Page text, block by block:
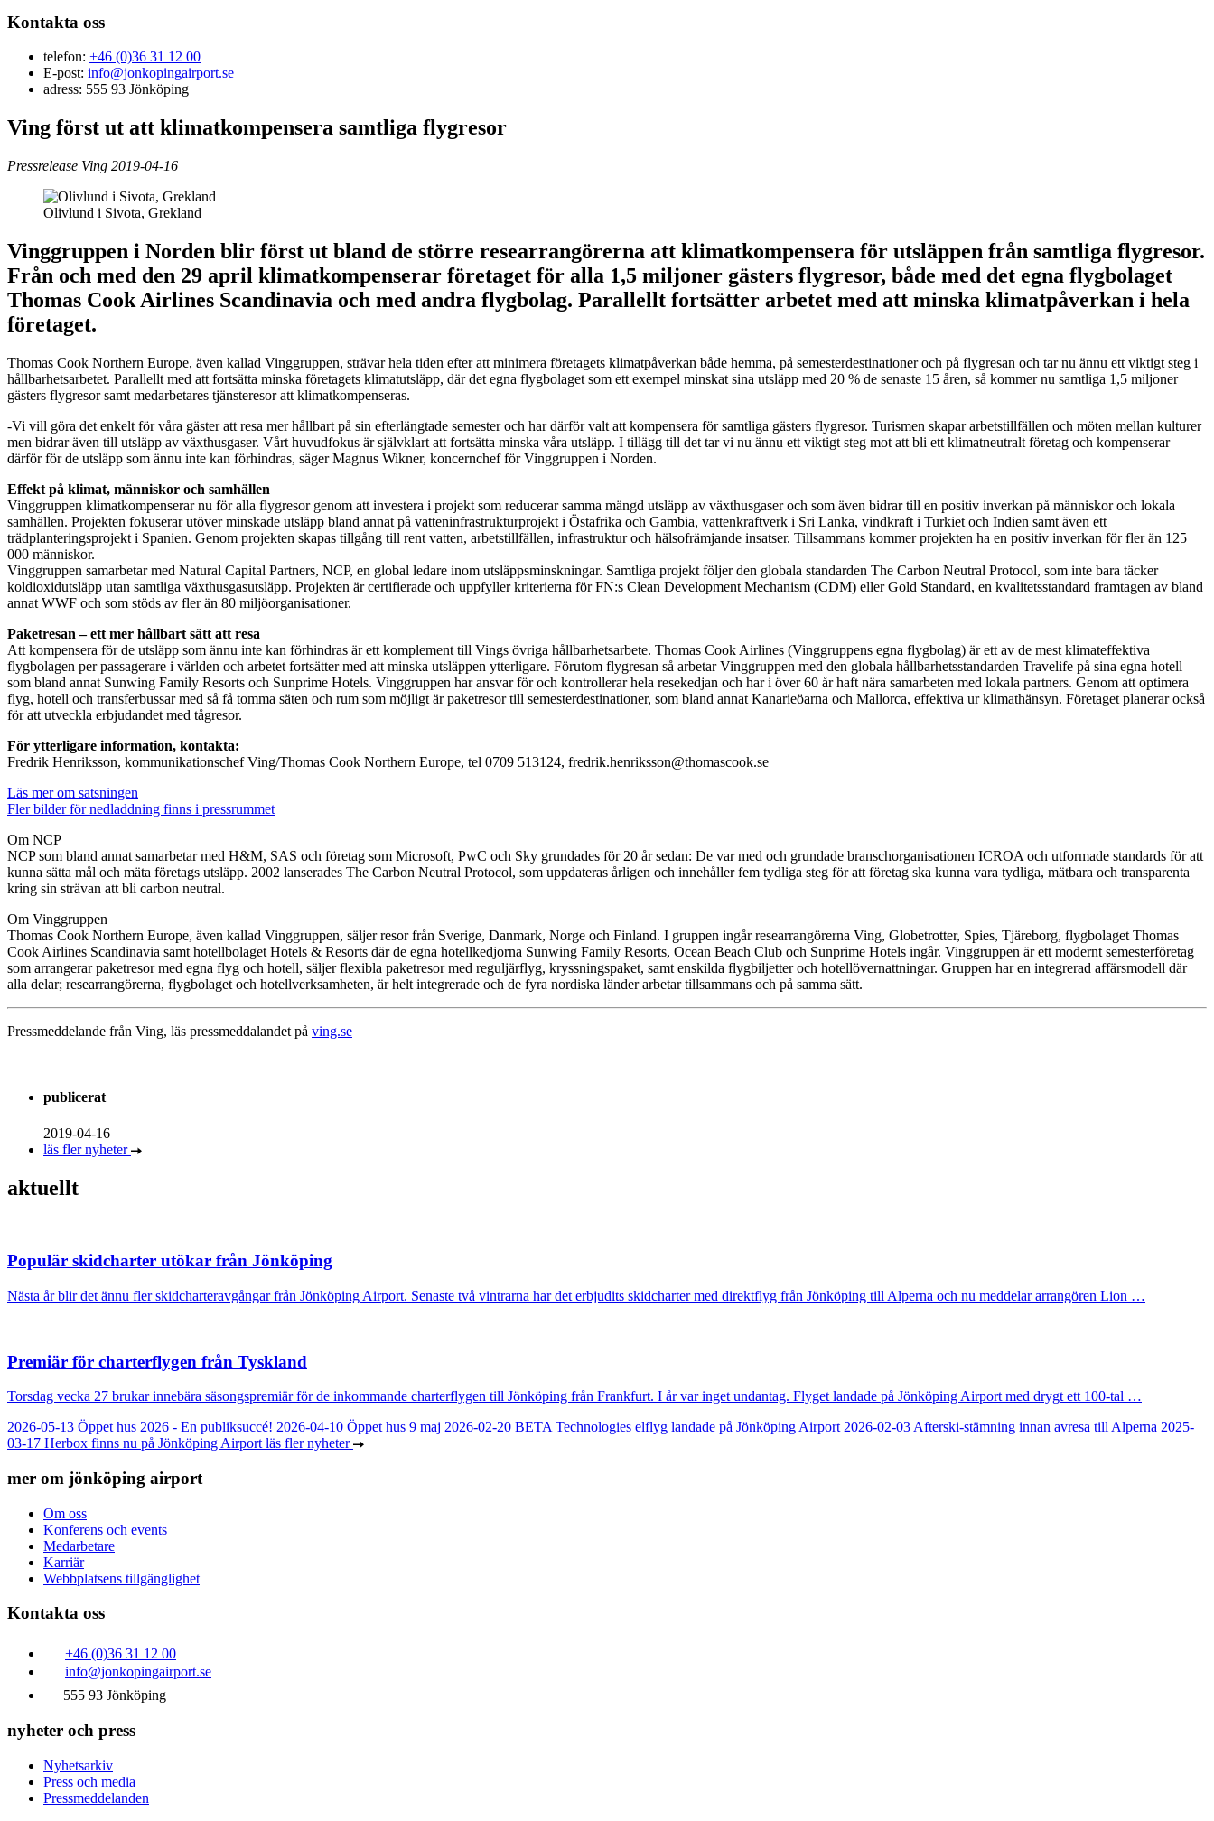
Kontakta oss
telefon: +46 (0)36 31 12 00
E-post: info@jonkopingairport.se
adress: 555 93 Jönköping
Ving först ut att klimatkompensera samtliga flygresor
Pressrelease Ving 2019-04-16
Olivlund i Sivota, Grekland
Vinggruppen i Norden blir först ut bland de större researrangörerna att klimatkompensera för utsläppen från samtliga flygresor.
Från och med den 29 april klimatkompenserar företaget för alla 1,5 miljoner gästers flygresor, både med det egna flygbolaget
Thomas Cook Airlines Scandinavia och med andra flygbolag. Parallellt fortsätter arbetet med att minska klimatpåverkan i hela
företaget.
Thomas Cook Northern Europe, även kallad Vinggruppen, strävar hela tiden efter att minimera företagets klimatpåverkan både hemma, på semesterdestinationer och på flygresan och tar nu ännu ett viktigt steg i
hållbarhetsarbetet. Parallellt med att fortsätta minska företagets klimatutsläpp, där det egna flygbolaget som ett exempel minskat sina utsläpp med 20 % de senaste 15 åren, så kommer nu samtliga 1,5 miljoner
gästers flygresor samt medarbetares tjänsteresor att klimatkompenseras.
-Vi vill göra det enkelt för våra gäster att resa mer hållbart på sin efterlängtade semester och har därför valt att kompensera för samtliga gästers flygresor. Turismen skapar arbetstillfällen och möten mellan kulturer
men bidrar även till utsläpp av växthusgaser. Vårt huvudfokus är självklart att fortsätta minska våra utsläpp. I tillägg till det tar vi nu ännu ett viktigt steg mot att bli ett klimatneutralt företag och kompenserar
därför för de utsläpp som ännu inte kan förhindras, säger Magnus Wikner, koncernchef för Vinggruppen i Norden.
Effekt på klimat, människor och samhällen
Vinggruppen klimatkompenserar nu för alla flygresor genom att investera i projekt som reducerar samma mängd utsläpp av växthusgaser och som även bidrar till en positiv inverkan på människor och lokala
samhällen. Projekten fokuserar utöver minskade utsläpp bland annat på vatteninfrastrukturprojekt i Östafrika och Gambia, vattenkraftverk i Sri Lanka, vindkraft i Turkiet och Indien samt även ett
trädplanteringsprojekt i Spanien. Genom projekten skapas tillgång till rent vatten, arbetstillfällen, infrastruktur och hälsofrämjande insatser. Tillsammans kommer projekten ha en positiv inverkan för fler än 125
000 människor.
Vinggruppen samarbetar med Natural Capital Partners, NCP, en global ledare inom utsläppsminskningar. Samtliga projekt följer den globala standarden The Carbon Neutral Protocol, som inte bara täcker
koldioxidutsläpp utan samtliga växthusgasutsläpp. Projekten är certifierade och uppfyller kriterierna för FN:s Clean Development Mechanism (CDM) eller Gold Standard, en kvalitetsstandard framtagen av bland
annat WWF och som stöds av fler än 80 miljöorganisationer.
Paketresan – ett mer hållbart sätt att resa
Att kompensera för de utsläpp som ännu inte kan förhindras är ett komplement till Vings övriga hållbarhetsarbete. Thomas Cook Airlines (Vinggruppens egna flygbolag) är ett av de mest klimateffektiva
flygbolagen per passagerare i världen och arbetet fortsätter med att minska utsläppen ytterligare. Förutom flygresan så arbetar Vinggruppen med den globala hållbarhetsstandarden Travelife på sina egna hotell
som bland annat Sunwing Family Resorts och Sunprime Hotels. Vinggruppen har ansvar för och kontrollerar hela resekedjan och har i över 60 år haft nära samarbeten med lokala partners. Genom att optimera
flyg, hotell och transferbussar med så få tomma säten och rum som möjligt är paketresor till semesterdestinationer, som bland annat Kanarieöarna och Mallorca, effektiva ur klimathänsyn. Företaget planerar också
för att utveckla erbjudandet med tågresor.
För ytterligare information, kontakta:
Fredrik Henriksson, kommunikationschef Ving/Thomas Cook Northern Europe, tel 0709 513124, fredrik.henriksson@thomascook.se
Läs mer om satsningen
Fler bilder för nedladdning finns i pressrummet
Om NCP
NCP som bland annat samarbetar med H&M, SAS och företag som Microsoft, PwC och Sky grundades för 20 år sedan: De var med och grundade branschorganisationen ICROA och utformade standards för att
kunna sätta mål och mäta företags utsläpp. 2002 lanserades The Carbon Neutral Protocol, som uppdateras årligen och innehåller fem tydliga steg för att företag ska kunna vara tydliga, mätbara och transparenta
kring sin strävan att bli carbon neutral.
Om Vinggruppen
Thomas Cook Northern Europe, även kallad Vinggruppen, säljer resor från Sverige, Danmark, Norge och Finland. I gruppen ingår researrangörerna Ving, Globetrotter, Spies, Tjäreborg, flygbolaget Thomas
Cook Airlines Scandinavia samt hotellbolaget Hotels & Resorts där de egna hotellkedjorna Sunwing Family Resorts, Ocean Beach Club och Sunprime Hotels ingår. Vinggruppen är ett modernt semesterföretag
som arrangerar paketresor med egna flyg och hotell, säljer flexibla paketresor med reguljärflyg, kryssningspaket, samt enskilda flygbiljetter och hotellövernattningar. Gruppen har en integrerad affärsmodell där
alla delar; researrangörerna, flygbolaget och hotellverksamheten, är helt integrerade och de fyra nordiska länder arbetar tillsammans och på samma sätt.
Pressmeddelande från Ving, läs pressmeddalandet på ving.se
publicerat
2019-04-16
läs fler nyheter
aktuellt
Populär skidcharter utökar från Jönköping
Nästa år blir det ännu fler skidcharteravgångar från Jönköping Airport. Senaste två vintrarna har det erbjudits skidcharter med direktflyg från Jönköping till Alperna och nu meddelar arrangören Lion …
Premiär för charterflygen från Tyskland
Torsdag vecka 27 brukar innebära säsongspremiär för de inkommande charterflygen till Jönköping från Frankfurt. I år var inget undantag. Flyget landade på Jönköping Airport med drygt ett 100-tal …
2026-05-13 Öppet hus 2026 - En publiksuccé! 2026-04-10 Öppet hus 9 maj 2026-02-20 BETA Technologies elflyg landade på Jönköping Airport 2026-02-03 Afterski-stämning innan avresa till Alperna 2025-
03-17 Herbox finns nu på Jönköping Airport läs fler nyheter
mer om jönköping airport
Om oss
Konferens och events
Medarbetare
Karriär
Webbplatsens tillgänglighet
Kontakta oss
+46 (0)36 31 12 00
info@jonkopingairport.se
555 93 Jönköping
nyheter och press
Nyhetsarkiv
Press och media
Pressmeddelanden